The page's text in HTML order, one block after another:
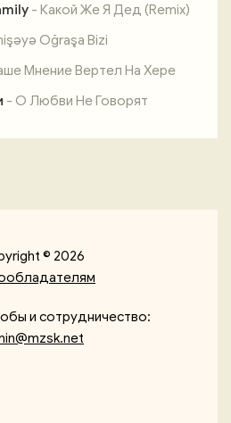
- Какой Же Я Дед (Remix)
Oğraşa Bizi
Мнение Вертел На Хере
- О Любви Не Говорят
© 2026
и сотрудничество: